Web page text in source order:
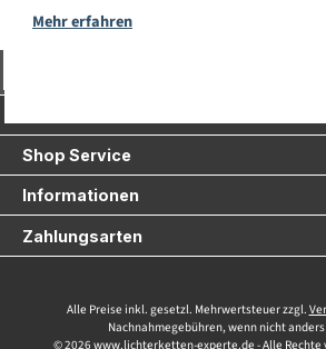
Mehr erfahren
Shop Service
Informationen
Zahlungsarten
Alle Preise inkl. gesetzl. Mehrwertsteuer zzgl.
Nachnahmegebühren, wenn nicht
© 2026 www.lichterketten-experte.de - Alle Rechte